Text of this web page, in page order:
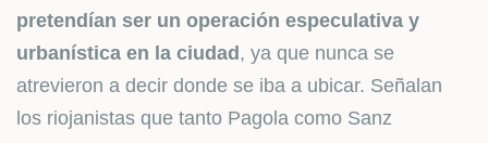
pretendían ser un operación especulativa y
urbanística en la ciudad, ya que nunca se
atrevieron a decir donde se iba a ubicar. Señalan
los riojanistas que tanto Pagola como Sanz